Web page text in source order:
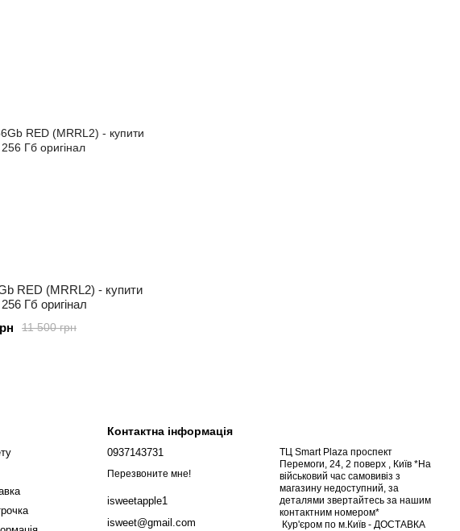
RED (MRRL2) - купити
Гб оригінал
11 500 грн
Контактна інформація
0937143731
Перезвоните мне!
isweetapple1
isweet@gmail.com
ТЦ Smart Plaza проспект
Перемоги, 24, 2 поверх , Київ *На
військовий час самовивіз з
магазину недоступний, за
деталями звертайтесь за нашим
контактним номером*
Кур'єром по м.Київ - ДОСТАВКА